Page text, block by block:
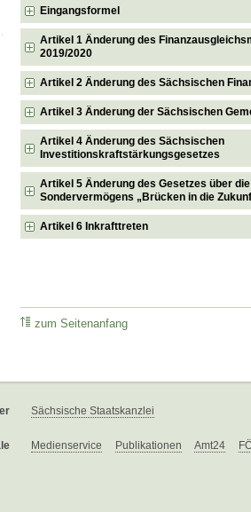
Eingangsformel
Artikel 1 Änderung des
2019/2020
Artikel 2 Änderung des Sächsischen
Artikel 3 Änderung der Sächsischen
Artikel 4 Änderung des Sächsischen
Investitionskraftstärkungsgesetzes
Artikel 5 Änderung des Gesetzes über
Sondervermögens „Brücken in die
Artikel 6 Inkrafttreten
zum Seitenanfang
Sächsische Staatskanzlei
Medienservice Publikationen Amt24